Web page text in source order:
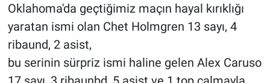
Oklahoma'da geçtiğimiz maçın hayal kırıklığı
yaratan ismi olan Chet Holmgren 13 sayı, 4
ribaund, 2 asist,
bu serinin sürpriz ismi haline gelen Alex Caruso